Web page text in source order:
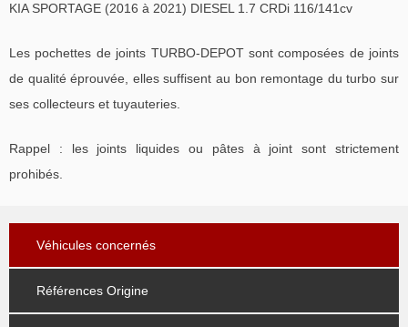
KIA SPORTAGE (2016 à 2021) DIESEL 1.7 CRDi 116/141cv
Les pochettes de joints TURBO-DEPOT sont composées de joints
de qualité éprouvée, elles suffisent au bon remontage du turbo sur
ses collecteurs et tuyauteries.
Rappel : les joints liquides ou pâtes à joint sont strictement
prohibés.
Véhicules concernés
Références Origine